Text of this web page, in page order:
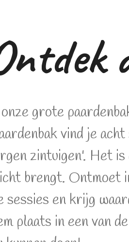
grote
vind je
zintuigen'. Het
brengt. Ontmoet
sessies en krijg
plaats in een van